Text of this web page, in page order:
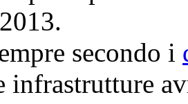
secondo i
infrastrutture